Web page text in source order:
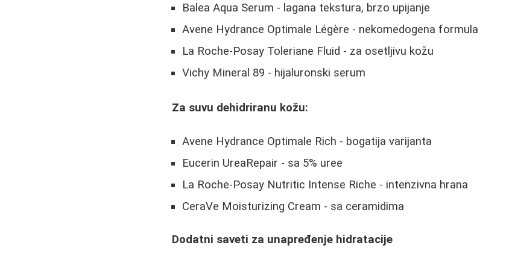
Balea Aqua Serum - lagana tekstura, brzo upijanje
Avene Hydrance Optimale Légère - nekomedogena formula
La Roche-Posay Toleriane Fluid - za osetljivu kožu
Vichy Mineral 89 - hijaluronski serum
Za suvu dehidriranu kožu:
Avene Hydrance Optimale Rich - bogatija varijanta
Eucerin UreaRepair - sa 5% uree
La Roche-Posay Nutritic Intense Riche - intenzivna hrana
CeraVe Moisturizing Cream - sa ceramidima
Dodatni saveti za unapređenje hidratacije